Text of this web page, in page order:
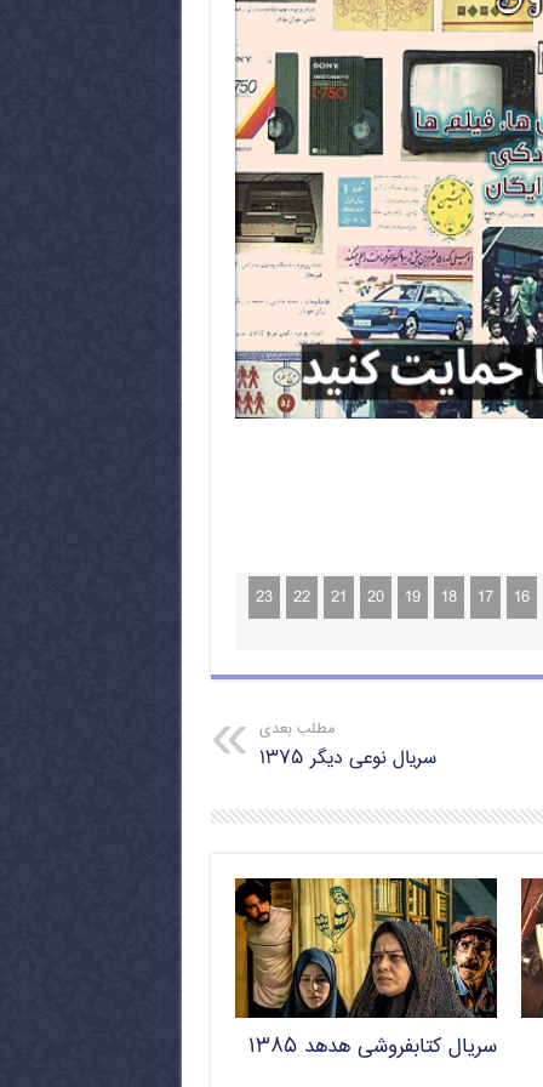
16
17
18
19
20
21
22
23
مطلب بعدی
سریال نوعی دیگر ۱۳۷۵
سریال کتابفروشی هدهد ۱۳۸۵